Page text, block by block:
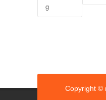
g
Copyright ©